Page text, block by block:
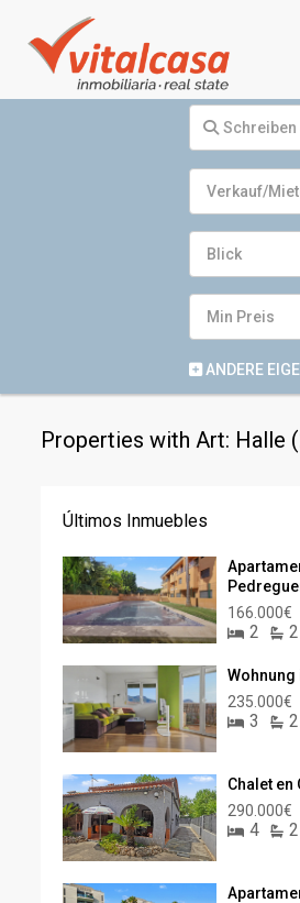
Verkauf/
Blick
Min Preis
ANDERE
Properties with Art: Halle
Últimos Inmuebles
166.000€
2 2
Wohnung
235.000€
3 2
Chalet en
290.000€
4 2